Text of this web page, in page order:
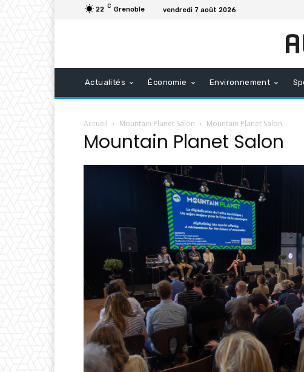
22 C Grenoble vendredi 7 août 2026
Actualités Économie Environnement
Accueil Mountain Planet Salon Mountain Planet Salon
Mountain Planet Salon